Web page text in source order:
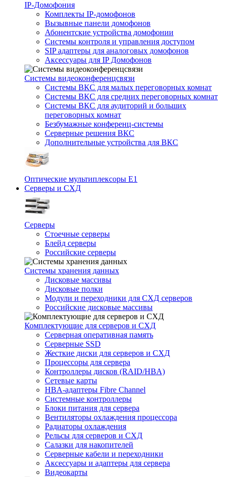
IP-Домофония
Комплекты IP-домофонов
Вызывные панели домофонов
Абонентские устройства домофонии
Системы контроля и управления доступом
SIP адаптеры для аналоговых домофонов
Аксессуары для IP Домофонов
Системы видеоконференцсвязи
Системы ВКС для малых переговорных комнат
Системы ВКС для средних переговорных комнат
Системы ВКС для аудиторий и больших
переговорных комнат
Безбумажные конференц-системы
Серверные решения ВКС
Дополнительные устройства для ВКС
Оптические мультиплексоры Е1
Серверы и СХД
Серверы
Стоечные серверы
Блейд серверы
Российские серверы
Системы хранения данных
Дисковые массивы
Дисковые полки
Модули и переходники для СХД серверов
Российские дисковые массивы
Комплектующие для серверов и СХД
Серверная оперативная память
Серверные SSD
Жесткие диски для серверов и СХД
Процессоры для сервера
Контроллеры дисков (RAID/HBA)
Сетевые карты
HBA-адаптеры Fibre Channel
Системные контроллеры
Блоки питания для сервера
Вентиляторы охлаждения процессора
Радиаторы охлаждения
Рельсы для серверов и СХД
Салазки для накопителей
Серверные кабели и переходники
Аксессуары и адаптеры для сервера
Видеокарты